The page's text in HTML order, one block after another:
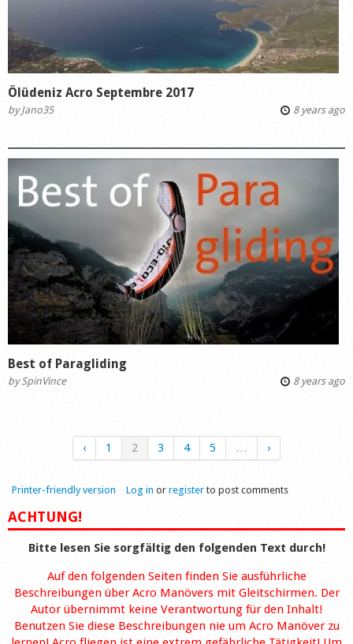
Ölüdeniz Acro Septembre 2017
byJano35 8 years ago
Best of Paragliding
bySpinVince 8 years ago
‹ 1 2 3 4 5 … ›
Printer-friendly version Log in or register to post comments
ACHTUNG!
Bitte lesen Sie sorgfältig den folgenden Text durch!
Auf den folgenden Seiten finden Sie ausführliche
Beschreibungen über Acro Manövers mit Gleitschirmen. Der
Autor übernimmt keine Verantwortung für den Inhalt!
Benutzen Sie diese Beschreibungen nie um Acro Manöver zu